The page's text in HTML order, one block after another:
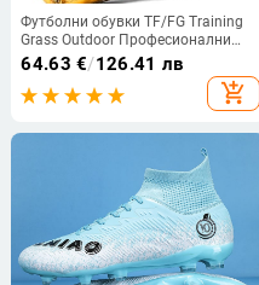
Футболни обувки TF/FG Training
Grass Outdoor Професионални
футболни обувки Мъже Жени
Възрастни тийнейджъри
Неплъзгащи се футболни бутли
64.63 €/126.41 лв
add_shopping_cart